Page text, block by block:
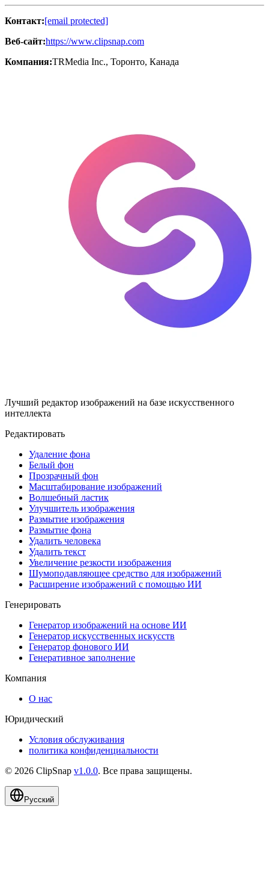
Контакт:[email protected]
Веб-сайт:https://www.clipsnap.com
Компания:TRMedia Inc., Торонто, Канада
Лучший редактор изображений на базе искусственного
интеллекта
Редактировать
Удаление фона
Белый фон
Прозрачный фон
Масштабирование изображений
Волшебный ластик
Улучшитель изображения
Размытие изображения
Размытие фона
Удалить человека
Удалить текст
Увеличение резкости изображения
Шумоподавляющее средство для изображений
Расширение изображений с помощью ИИ
Генерировать
Генератор изображений на основе ИИ
Генератор искусственных искусств
Генератор фонового ИИ
Генеративное заполнение
Компания
О нас
Юридический
Условия обслуживания
политика конфиденциальности
© 2026 ClipSnap v1.0.0. Все права защищены.
Русский